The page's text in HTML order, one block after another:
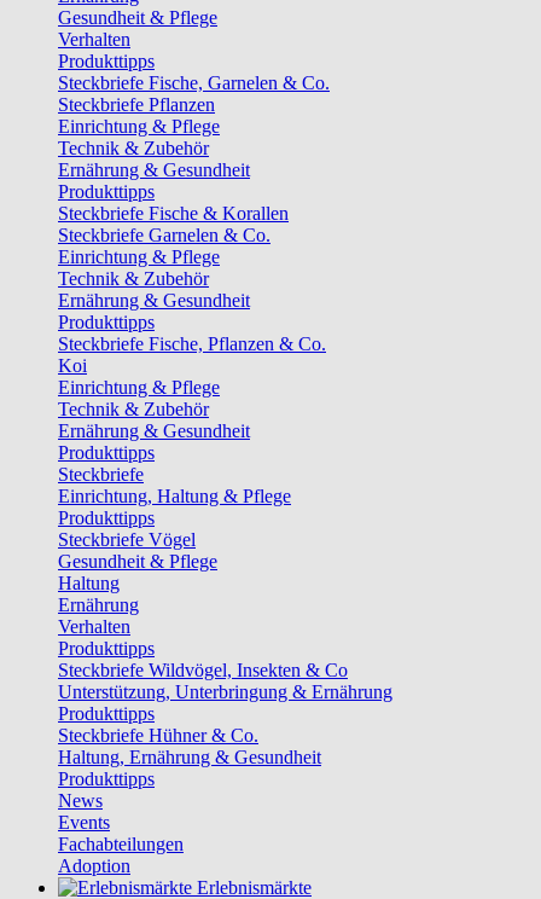
Gesundheit & Pflege
Verhalten
Produkttipps
Steckbriefe Fische, Garnelen & Co.
Steckbriefe Pflanzen
Einrichtung & Pflege
Technik & Zubehör
Ernährung & Gesundheit
Produkttipps
Steckbriefe Fische & Korallen
Steckbriefe Garnelen & Co.
Einrichtung & Pflege
Technik & Zubehör
Ernährung & Gesundheit
Produkttipps
Steckbriefe Fische, Pflanzen & Co.
Koi
Einrichtung & Pflege
Technik & Zubehör
Ernährung & Gesundheit
Produkttipps
Steckbriefe
Einrichtung, Haltung & Pflege
Produkttipps
Steckbriefe Vögel
Gesundheit & Pflege
Haltung
Ernährung
Verhalten
Produkttipps
Steckbriefe Wildvögel, Insekten & Co
Unterstützung, Unterbringung & Ernährung
Produkttipps
Steckbriefe Hühner & Co.
Haltung, Ernährung & Gesundheit
Produkttipps
News
Events
Fachabteilungen
Adoption
Erlebnismärkte